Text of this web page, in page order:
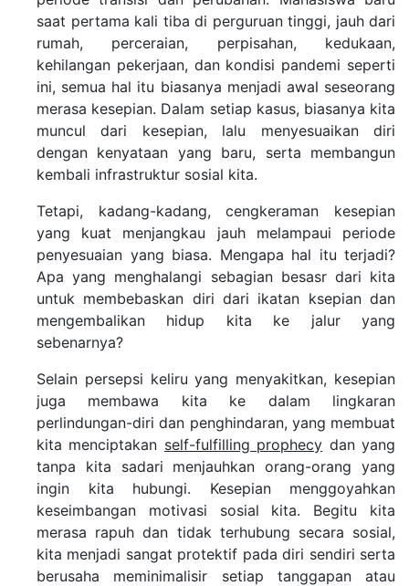
saat pertama kali tiba di perguruan tinggi, jauh dari
rumah, perceraian, perpisahan, kedukaan,
kehilangan pekerjaan, dan kondisi pandemi seperti
ini, semua hal itu biasanya menjadi awal seseorang
merasa kesepian. Dalam setiap kasus, biasanya kita
muncul dari kesepian, lalu menyesuaikan diri
dengan kenyataan yang baru, serta membangun
kembali infrastruktur sosial kita.
Tetapi, kadang-kadang, cengkeraman kesepian
yang kuat menjangkau jauh melampaui periode
penyesuaian yang biasa. Mengapa hal itu terjadi?
Apa yang menghalangi sebagian besasr dari kita
untuk membebaskan diri dari ikatan ksepian dan
mengembalikan hidup kita ke jalur yang
sebenarnya?
Selain persepsi keliru yang menyakitkan, kesepian
juga membawa kita ke dalam lingkaran
perlindungan-diri dan penghindaran, yang membuat
kita menciptakan self-fulfilling prophecy dan yang
tanpa kita sadari menjauhkan orang-orang yang
ingin kita hubungi. Kesepian menggoyahkan
keseimbangan motivasi sosial kita. Begitu kita
merasa rapuh dan tidak terhubung secara sosial,
kita menjadi sangat protektif pada diri sendiri serta
berusaha meminimalisir setiap tanggapan atau